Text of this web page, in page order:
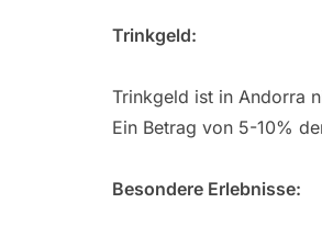
Trinkgeld:
Trinkgeld ist in Andorra
Ein Betrag von 5-10%
Besondere Erlebnisse: